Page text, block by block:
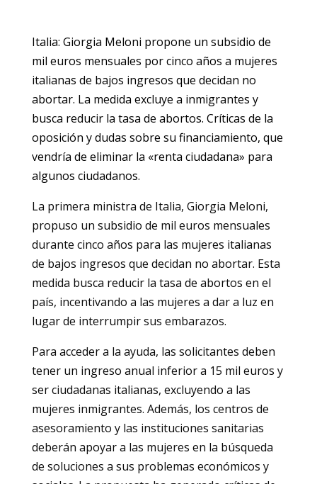
Italia: Giorgia Meloni propone un subsidio de
mil euros mensuales por cinco años a mujeres
italianas de bajos ingresos que decidan no
abortar. La medida excluye a inmigrantes y
busca reducir la tasa de abortos. Críticas de la
oposición y dudas sobre su financiamiento, que
vendría de eliminar la «renta ciudadana» para
algunos ciudadanos.
La primera ministra de Italia, Giorgia Meloni,
propuso un subsidio de mil euros mensuales
durante cinco años para las mujeres italianas
de bajos ingresos que decidan no abortar. Esta
medida busca reducir la tasa de abortos en el
país, incentivando a las mujeres a dar a luz en
lugar de interrumpir sus embarazos.
Para acceder a la ayuda, las solicitantes deben
tener un ingreso anual inferior a 15 mil euros y
ser ciudadanas italianas, excluyendo a las
mujeres inmigrantes. Además, los centros de
asesoramiento y las instituciones sanitarias
deberán apoyar a las mujeres en la búsqueda
de soluciones a sus problemas económicos y